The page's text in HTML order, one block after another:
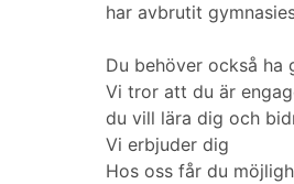
har avbrutit
Du behöver också ha
Vi tror att du är
du vill lära dig och
Vi erbjuder dig
Hos oss får du